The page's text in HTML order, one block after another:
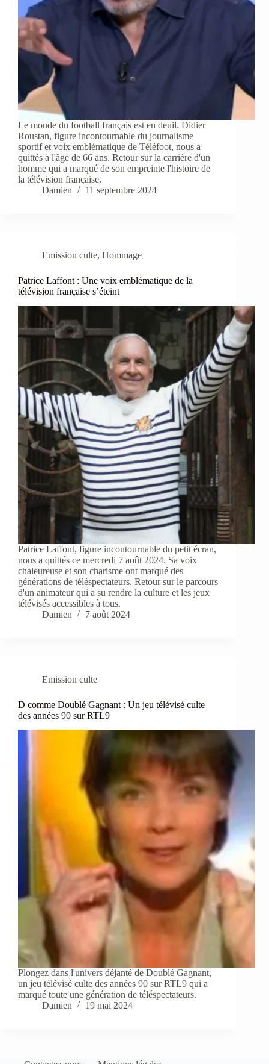
Le monde du football français est en deuil. Didier
Roustan, figure incontournable du journalisme
sportif et voix emblématique de Téléfoot, nous a
quittés à l'âge de 66 ans. Retour sur la carrière d'un
homme qui a marqué de son empreinte l'histoire de
la télévision française.
Damien
11 septembre 2024
Emission culte, Hommage
Patrice Laffont : Une voix emblématique de la
télévision française s’éteint
Patrice Laffont, figure incontournable du petit écran,
nous a quittés ce mercredi 7 août 2024. Sa voix
chaleureuse et son charisme ont marqué des
générations de téléspectateurs. Retour sur le parcours
d'un animateur qui a su rendre la culture et les jeux
télévisés accessibles à tous.
Damien
7 août 2024
Emission culte
D comme Doublé Gagnant : Un jeu télévisé culte
des années 90 sur RTL9
Plongez dans l'univers déjanté de Doublé Gagnant,
un jeu télévisé culte des années 90 sur RTL9 qui a
marqué toute une génération de téléspectateurs.
Damien
19 mai 2024